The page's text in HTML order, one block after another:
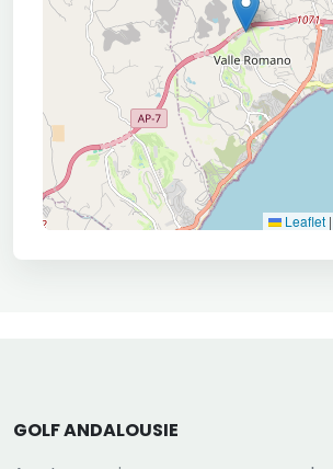
Leaflet |
GOLF ANDALOUSIE